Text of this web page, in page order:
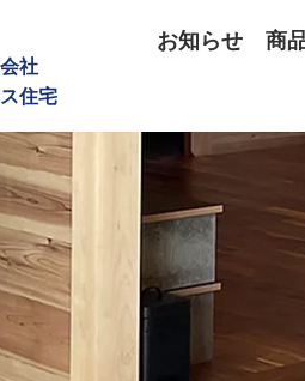
社
住宅
お知らせ 商